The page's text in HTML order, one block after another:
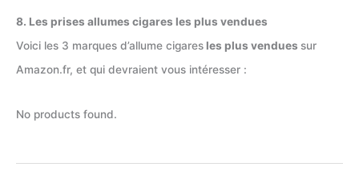
8. Les prises allumes cigares les plus vendues
Voici les 3 marques d’allume cigares les plus vendues sur
Amazon.fr, et qui devraient vous intéresser :
No products found.